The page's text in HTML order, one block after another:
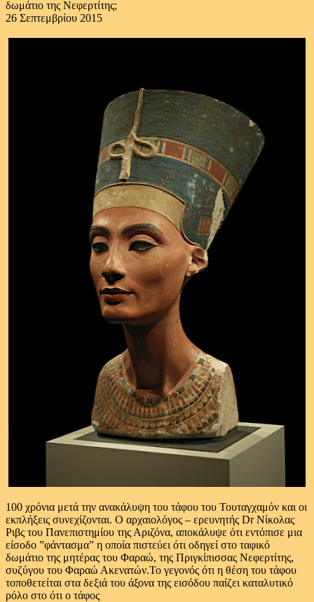
δωμάτιο της Νεφερτίτης;
26 Σεπτεμβρίου 2015
100 χρόνια μετά την ανακάλυψη του τάφου του Τουταγχαμόν και οι
εκπλήξεις συνεχίζονται. Ο αρχαιολόγος – ερευνητής Dr Νίκολας
Ριβς του Πανεπιστημίου της Αριζόνα, αποκάλυψε ότι εντόπισε μια
είσοδο ”φάντασμα” η οποία πιστεύει ότι οδηγεί στο ταφικό
δωμάτιο της μητέρας του Φαραώ, της Πριγκίπισσας Νεφερτίτης,
συζύγου του Φαραώ Ακενατών.Το γεγονός ότι η θέση του τάφου
τοποθετείται στα δεξιά του άξονα της εισόδου παίζει καταλυτικό
ρόλο στο ότι ο τάφος